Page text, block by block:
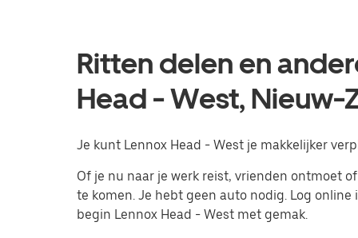
Ritten delen en
Head - West, Nieuw-
Je kunt Lennox Head - West je makkelijker
Of je nu naar je werk reist, vrienden ontmoet
te komen. Je hebt geen auto nodig. Log
begin Lennox Head - West met gemak.